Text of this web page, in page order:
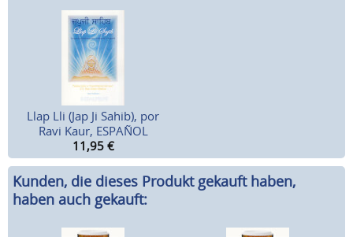
Llap Lli (Jap Ji Sahib), por
Ravi Kaur, ESPAÑOL
11,95 €
Kunden, die dieses Produkt gekauft haben,
haben auch gekauft: